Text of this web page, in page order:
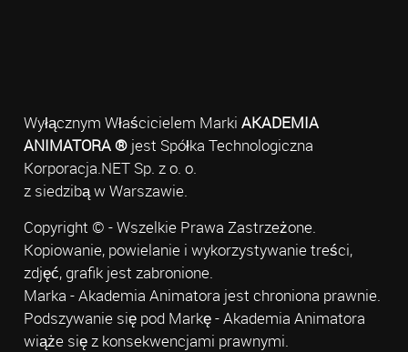
Wyłącznym Właścicielem Marki AKADEMIA
ANIMATORA ®jest Spółka Technologiczna
Korporacja.NET Sp. z o. o.
z siedzibą w Warszawie.
Copyright © - Wszelkie Prawa Zastrzeżone.
Kopiowanie, powielanie i wykorzystywanie treści,
zdjęć, grafik jest zabronione.
Marka - Akademia Animatora jest chroniona prawnie.
Podszywanie się pod Markę - Akademia Animatora
wiąże się z konsekwencjami prawnymi.